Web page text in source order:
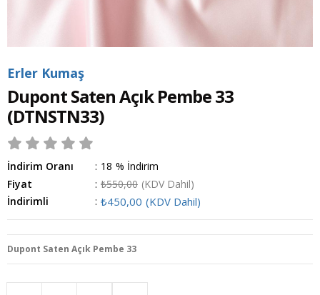
Erler Kumaş
Dupont Saten Açık Pembe 33
(DTNSTN33)
İndirim Oranı : %
18
İndirim
Fiyat
: ₺550,00 (KDV Dahil)
İndirimli
: ₺450,00 (KDV Dahil)
Dupont Saten Açık Pembe 33